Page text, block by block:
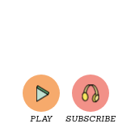
PLAY SUBSCRIBE